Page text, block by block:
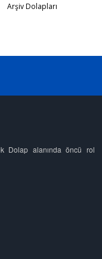
Arşiv Dolapları
Dolap alanında öncü rol